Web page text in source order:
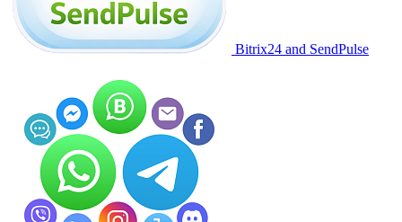
Bitrix24 and SendPulse